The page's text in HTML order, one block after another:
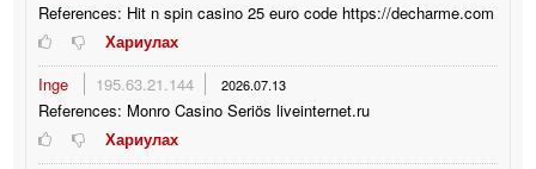
References: Hit n spin casino 25 euro code https://decharme.com
Хариулах
Inge
195.63.21.144 2026.07.13
References: Monro Casino Seriös liveinternet.ru
Хариулах